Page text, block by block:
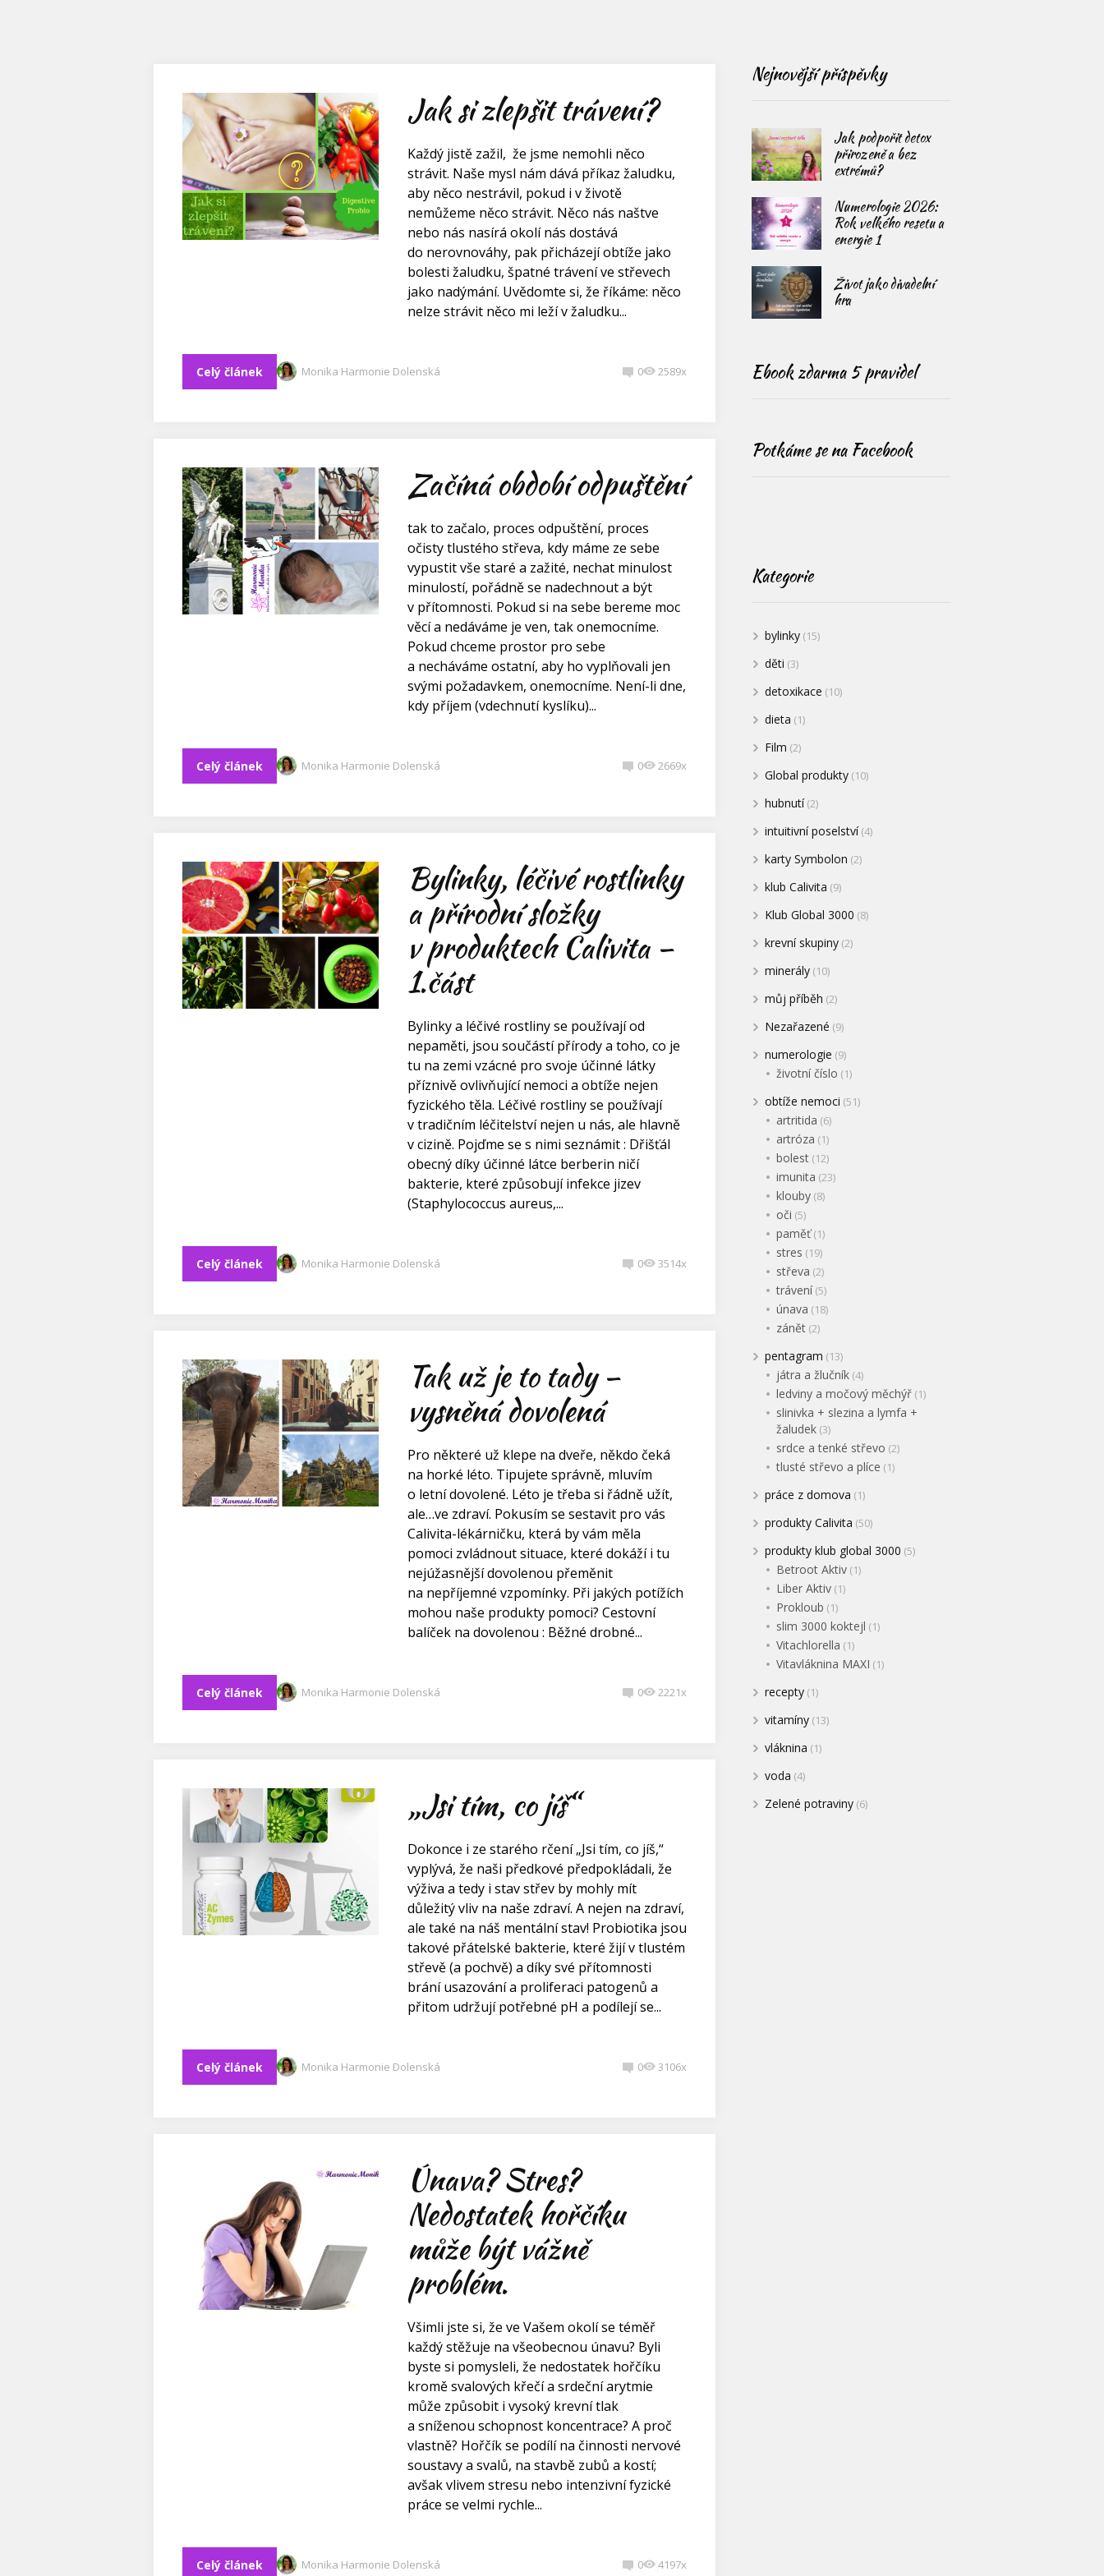
Jak si zlepšit trávení?
Každý jistě zažil, že jsme nemohli něco
strávit. Naše mysl nám dává příkaz žaludku,
aby něco nestrávil, pokud i v životě
nemůžeme něco strávit. Něco nás naštve
nebo nás nasírá okolí nás dostává
do nerovnováhy, pak přicházejí obtíže jako
bolesti žaludku, špatné trávení ve střevech
jako nadýmání. Uvědomte si, že říkáme: něco
nelze strávit něco mi leží v žaludku...
Celý článek Monika Harmonie Dolenská 0 2589x
Začíná období odpuštění
tak to začalo, proces odpuštění, proces
očisty tlustého střeva, kdy máme ze sebe
vypustit vše staré a zažité, nechat minulost
minulostí, pořádně se nadechnout a být
v přítomnosti. Pokud si na sebe bereme moc
věcí a nedáváme je ven, tak onemocníme.
Pokud chceme prostor pro sebe
a necháváme ostatní, aby ho vyplňovali jen
svými požadavkem, onemocníme. Není-li dne,
kdy příjem (vdechnutí kyslíku)...
Celý článek Monika Harmonie Dolenská 0 2669x
Bylinky, léčivé rostlinky
a přírodní složky
v produktech Calivita –
1.část
Bylinky a léčivé rostliny se používají od
nepaměti, jsou součástí přírody a toho, co je
tu na zemi vzácné pro svoje účinné látky
příznivě ovlivňující nemoci a obtíže nejen
fyzického těla. Léčivé rostliny se používají
v tradičním léčitelství nejen u nás, ale hlavně
v cizině. Pojďme se s nimi seznámit : Dřišťál
obecný díky účinné látce berberin ničí
bakterie, které způsobují infekce jizev
(Staphylococcus aureus,...
Celý článek Monika Harmonie Dolenská 0 3514x
Tak už je to tady –
vysněná dovolená
Pro některé už klepe na dveře, někdo čeká
na horké léto. Tipujete správně, mluvím
o letní dovolené. Léto je třeba si řádně užít,
ale…ve zdraví. Pokusím se sestavit pro vás
Calivita-lékárničku, která by vám měla
pomoci zvládnout situace, které dokáží i tu
nejúžasnější dovolenou přeměnit
na nepříjemné vzpomínky. Při jakých potížích
mohou naše produkty pomoci? Cestovní
balíček na dovolenou : Běžné drobné...
Celý článek Monika Harmonie Dolenská 0 2221x
„Jsi tím, co jíš“
Dokonce i ze starého rčení „Jsi tím, co jíš,“
vyplývá, že naši předkové předpokládali, že
výživa a tedy i stav střev by mohly mít
důležitý vliv na naše zdraví. A nejen na zdraví,
ale také na náš mentální stav! Probiotika jsou
takové přátelské bakterie, které žijí v tlustém
střevě (a pochvě) a díky své přítomnosti
brání usazování a proliferaci patogenů a
přitom udržují potřebné pH a podílejí se...
Celý článek Monika Harmonie Dolenská 0 3106x
Únava? Stres?
Nedostatek hořčíku
může být vážně
problém.
Všimli jste si, že ve Vašem okolí se téměř
každý stěžuje na všeobecnou únavu? Byli
byste si pomysleli, že nedostatek hořčíku
kromě svalových křečí a srdeční arytmie
může způsobit i vysoký krevní tlak
a sníženou schopnost koncentrace? A proč
vlastně? Hořčík se podílí na činnosti nervové
soustavy a svalů, na stavbě zubů a kostí;
avšak vlivem stresu nebo intenzivní fyzické
práce se velmi rychle...
Celý článek Monika Harmonie Dolenská 0 4197x
Nejnovější příspěvky
Jak podpořit detox
přirozeně a bez
extrémů?
Numerologie 2026:
Rok velkého resetu a
energie 1
Život jako divadelní
hra
Ebook zdarma 5 pravidel
Potkáme se na Facebook
Kategorie
bylinky(15)
děti (3)
detoxikace (10)
dieta (1)
Film (2)
Global produkty(10)
hubnutí(2)
intuitivní poselství(4)
karty Symbolon (2)
klub Calivita (9)
Klub Global 3000 (8)
krevní skupiny(2)
minerály(10)
můj příběh (2)
Nezařazené (9)
numerologie (9)
životní číslo (1)
obtíže nemoci (51)
artritida (6)
artróza (1)
bolest(12)
imunita (23)
klouby(8)
oči (5)
paměť(1)
stres (19)
střeva (2)
trávení(5)
únava (18)
zánět(2)
pentagram (13)
játra a žlučník(4)
ledviny a močový měchýř(1)
slinivka + slezina a lymfa +
žaludek(3)
srdce a tenké střevo (2)
tlusté střevo a plíce (1)
práce z domova (1)
produkty Calivita (50)
produkty klub global 3000 (5)
Betroot Aktiv(1)
Liber Aktiv(1)
Prokloub (1)
slim 3000 koktejl (1)
Vitachlorella (1)
Vitavláknina MAXI (1)
recepty(1)
vitamíny(13)
vláknina (1)
voda (4)
Zelené potraviny(6)